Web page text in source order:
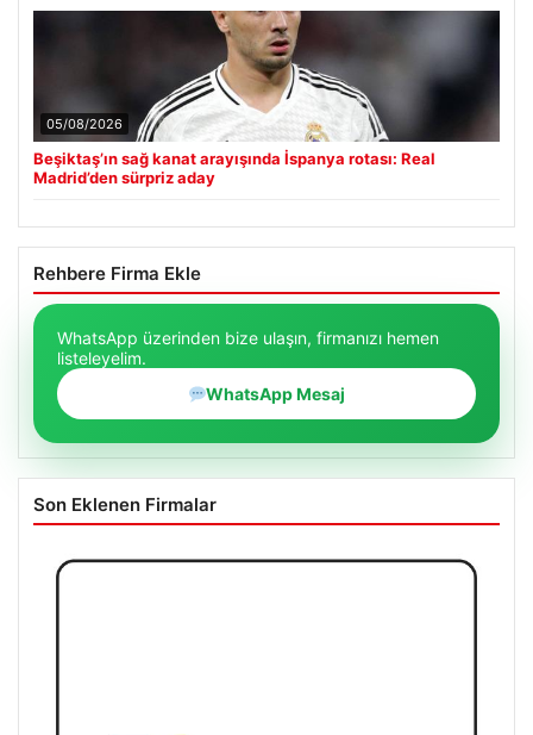
05/08/2026
Beşiktaş’ın sağ kanat arayışında İspanya rotası: Real
Madrid’den sürpriz aday
Rehbere Firma Ekle
WhatsApp üzerinden bize ulaşın, firmanızı hemen
listeleyelim.
WhatsApp Mesaj
Son Eklenen Firmalar